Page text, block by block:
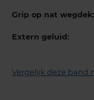
Grip op nat wegdek:
Extern geluid:
Vergelijk deze band